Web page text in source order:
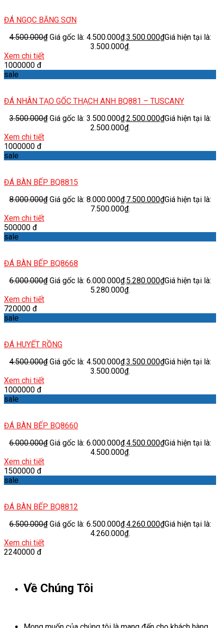
ĐÁ NGỌC BĂNG SƠN
4.500.000₫ Giá gốc là: 4.500.000₫.3.500.000₫Giá hiện tại là:
3.500.000₫.
Xem chi tiết
1000000 đ
sale
ĐÁ NHÂN TẠO GỐC THẠCH ANH BQ881 – TUSCANY
3.500.000₫ Giá gốc là: 3.500.000₫.2.500.000₫Giá hiện tại là:
2.500.000₫.
Xem chi tiết
1000000 đ
sale
ĐÁ BÀN BẾP BQ8815
8.000.000₫ Giá gốc là: 8.000.000₫.7.500.000₫Giá hiện tại là:
7.500.000₫.
Xem chi tiết
500000 đ
sale
ĐÁ BÀN BẾP BQ8668
6.000.000₫ Giá gốc là: 6.000.000₫.5.280.000₫Giá hiện tại là:
5.280.000₫.
Xem chi tiết
720000 đ
sale
ĐÁ HUYẾT RỒNG
4.500.000₫ Giá gốc là: 4.500.000₫.3.500.000₫Giá hiện tại là:
3.500.000₫.
Xem chi tiết
1000000 đ
sale
ĐÁ BÀN BẾP BQ8660
6.000.000₫ Giá gốc là: 6.000.000₫.4.500.000₫Giá hiện tại là:
4.500.000₫.
Xem chi tiết
1500000 đ
sale
ĐÁ BÀN BẾP BQ8812
6.500.000₫ Giá gốc là: 6.500.000₫.4.260.000₫Giá hiện tại là:
4.260.000₫.
Xem chi tiết
2240000 đ
Về Chúng Tôi